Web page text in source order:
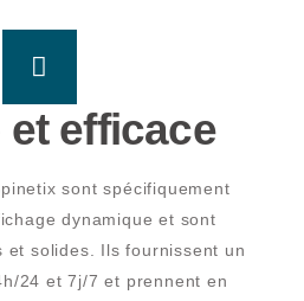
efficace
sont spécifiquement
dynamique et sont
et solides. Ils fournissent un
24 et 7j/7 et prennent en